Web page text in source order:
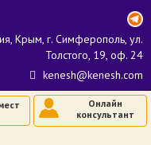
Крым, г. Симферополь, ул.
Толстого, 19, оф. 24
kenesh@kenesh.com
Онлайн
консультант